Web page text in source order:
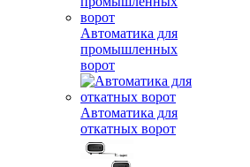
Автоматика для
промышленных
ворот
Автоматика для
откатных ворот